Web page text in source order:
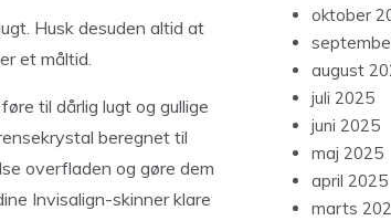
Husk desuden altid at
et måltid.
til dårlig lugt og gullige
beregnet til
overfladen og gøre dem
Invisalign-skinner klare
oktober
august
juli 2025
juni 2025
maj 2025
april 2025
marts